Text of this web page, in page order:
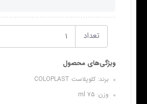
تعداد
ویژگی‌های محصول
برند: کلوپلاست COLOPLAST
وزن: 75 ml